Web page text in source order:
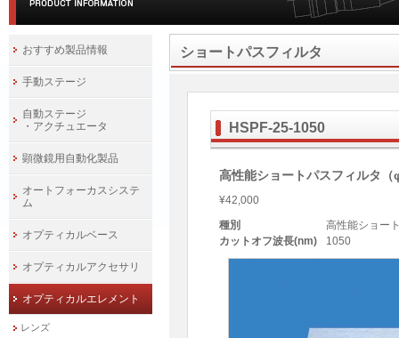
ショートパスフィルタ
HSPF-25-1050
高性能ショートパスフィルタ
¥42,000
種別
高性能ショー
カットオフ波長(nm)
1050
おすすめ製品情報
手動ステージ
自動ステージ
・アクチュエータ
顕微鏡用自動化製品
オートフォーカスシステ
ム
オプティカルベース
オプティカルアクセサリ
オプティカルエレメント
レンズ